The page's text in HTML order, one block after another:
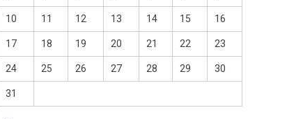
10 11 12 13 14 15 16
17 18 19 20 21 22 23
24 25 26 27 28 29 30
31